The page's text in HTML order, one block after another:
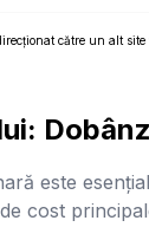
către un alt site
este
cost